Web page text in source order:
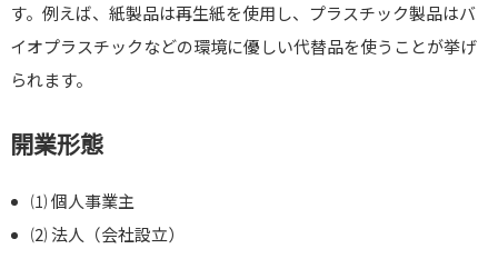
す。例えば、紙製品は再生紙を使用し、プラスチック製品はバ
イオプラスチックなどの環境に優しい代替品を使うことが挙げ
られます。
開業形態
⑴ 個人事業主
⑵ 法人（会社設立）